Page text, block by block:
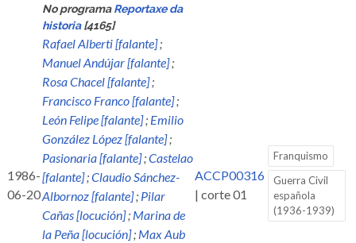
1986-
06-20
No programaReportaxe da
historia[4165]
Rafael Alberti [falante];
Manuel Andújar [falante];
Rosa Chacel [falante];
Francisco Franco [falante];
León Felipe [falante]; Emilio
González López [falante];
Pasionaria [falante];Castelao
[falante];Claudio Sánchez-
Albornoz [falante]; Pilar
Cañas [locución]; Marina de
la Peña [locución]; Max Aub
ACCP00316
| corte 01
Franquismo
Guerra Civil
española
(1936-1939)